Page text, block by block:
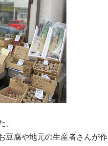
。
豆腐や地元の生産者さんが作